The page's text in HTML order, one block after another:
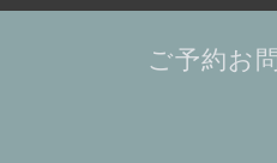
ご予約お